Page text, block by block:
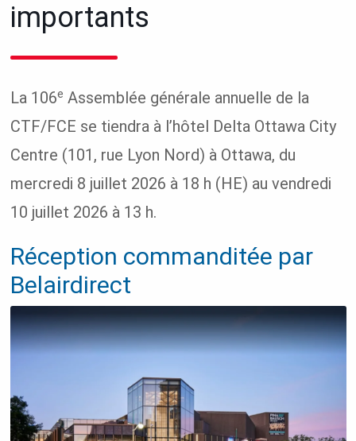
importants
La 106e Assemblée générale annuelle de la
CTF/FCE se tiendra à l’hôtel Delta Ottawa City
Centre (101, rue Lyon Nord) à Ottawa, du
mercredi 8 juillet 2026 à 18 h (HE) au vendredi
10 juillet 2026 à 13 h.
Réception commanditée par
Belairdirect